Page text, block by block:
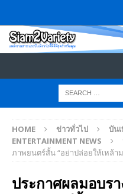
HOME ข่าวทั่วไป
บัน
ENTERTAINMENT NEWS
ภาพยนตร์สั้น “อย่าปล่อยให้เหล้าม
ประกาศผลมอบร